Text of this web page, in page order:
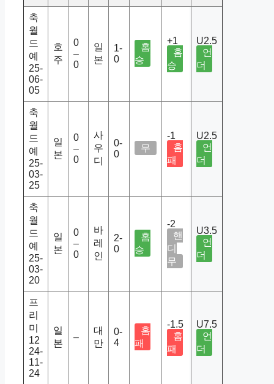
축
월
드
예
25-
06-
05
호
주
0
–
0
일
본
1-
0
홈
승
+1
홈
승
U2.5
언
더
축
월
드
예
25-
03-
25
일
본
0
–
0
사
우
디
0-
0
무
-1
홈
패
U2.5
언
더
축
월
드
예
25-
03-
20
일
본
0
–
0
바
레
인
2-
0
홈
승
-2
핸
디
무
U3.5
언
더
프
리
미
12
24-
11-
24
일
본
–
대
만
0-
4
홈
패
-1.5
홈
패
U7.5
언
더